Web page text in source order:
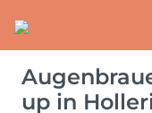
up in